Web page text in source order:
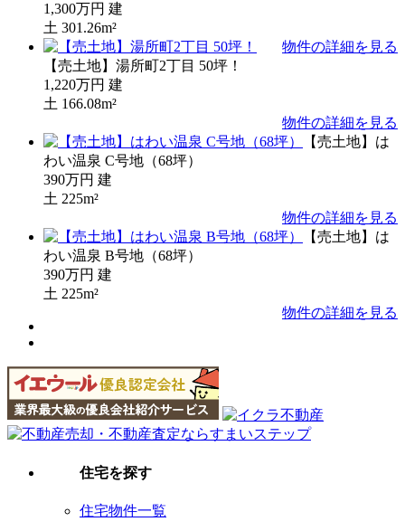
1,300万円 建
土 301.26m²
物件の詳細を見る
【売土地】湯所町2丁目 50坪！
1,220万円 建
土 166.08m²
物件の詳細を見る
【売土地】は
わい温泉 C号地（68坪）
390万円 建
土 225m²
物件の詳細を見る
【売土地】は
わい温泉 B号地（68坪）
390万円 建
土 225m²
物件の詳細を見る
住宅を探す
住宅物件一覧